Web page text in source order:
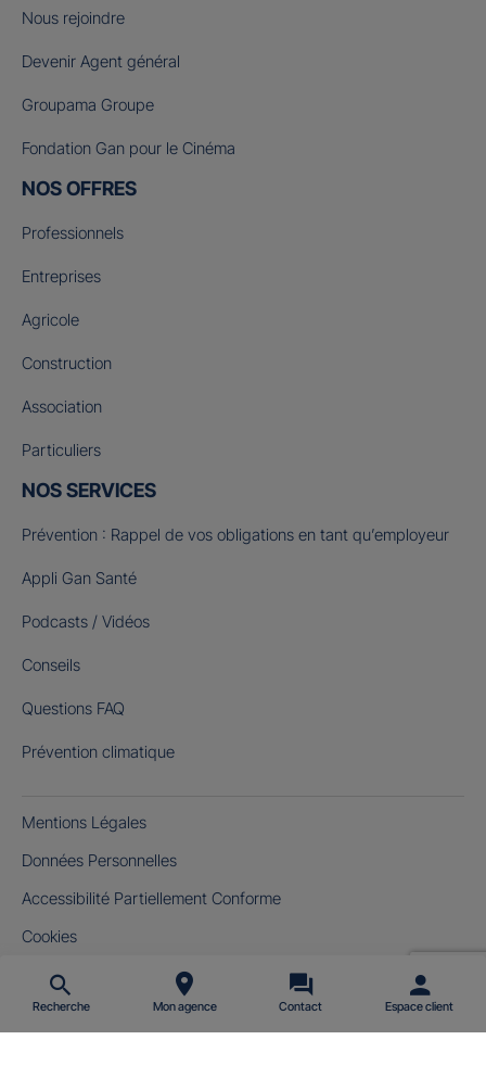
Recherche Mon agence Contact Espace client
Nous rejoindre
Devenir Agent général
Groupama Groupe
Fondation Gan pour le Cinéma
NOS OFFRES
Professionnels
Entreprises
Agricole
Construction
Association
Particuliers
NOS SERVICES
Prévention : Rappel de vos obligations en tant qu’employeur
Appli Gan Santé
Podcasts / Vidéos
Conseils
Questions FAQ
Prévention climatique
Mentions Légales
Données Personnelles
Accessibilité Partiellement Conforme
Cookies
Gérer mes cookies